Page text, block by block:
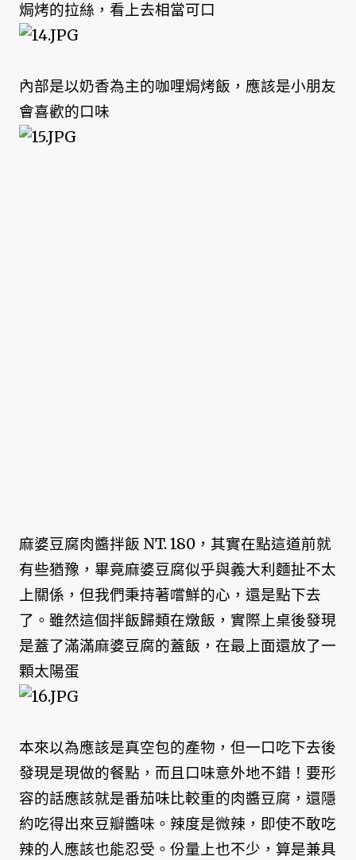
焗烤的拉絲，看上去相當可口
內部是以奶香為主的咖哩焗烤飯，應該是小朋友
會喜歡的口味
麻婆豆腐肉醬拌飯 NT. 180， 其實在點這道前就
有些猶豫，畢竟麻婆豆腐似乎與義大利麵扯不太
上關係，但我們秉持著嚐鮮的心，還是點下去
了。 雖然這個拌飯歸類在燉飯，實際上桌後發現
是蓋了滿滿麻婆豆腐的蓋飯，在最上面還放了一
顆太陽蛋
本來以為應該是真空包的產物，但一口吃下去後
發現是現做的餐點，而且口味意外地不錯！要形
容的話應該就是番茄味比較重的肉醬豆腐，還隱
約吃得出來豆瓣醬味。辣度是微辣，即使不敢吃
辣的人應該也能忍受。份量上也不少，算是兼具